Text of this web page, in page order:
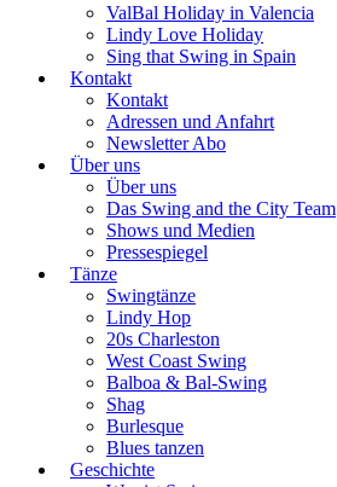
ValBal Holiday in Valencia
Lindy Love Holiday
Sing that Swing in Spain
Kontakt
Kontakt
Adressen und Anfahrt
Newsletter Abo
Über uns
Über uns
Das Swing and the City Team
Shows und Medien
Pressespiegel
Tänze
Swingtänze
Lindy Hop
20s Charleston
West Coast Swing
Balboa & Bal-Swing
Shag
Burlesque
Blues tanzen
Geschichte